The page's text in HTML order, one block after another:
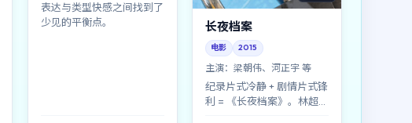
表达与类型快感之间找到了
少见的平衡点。
长夜档案
电影 2015
主演：梁朝伟、河正宇 等
纪录片式冷静 + 剧情片式锋
利 = 《长夜档案》。林超